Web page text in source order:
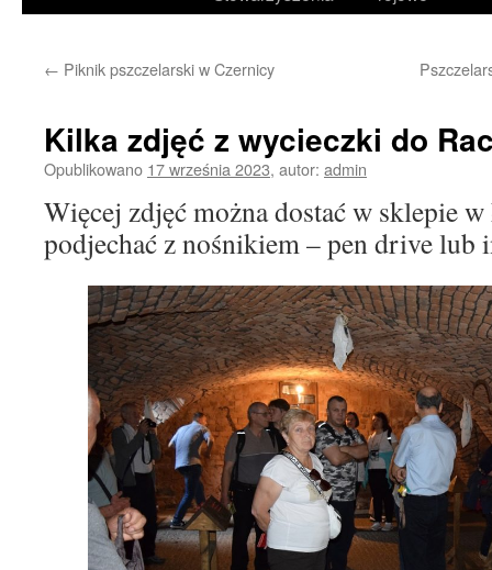
← Piknik pszczelarski w Czernicy
Kilka zdjęć z wycieczki do
Opublikowano 17 września 2023, autor: admin
Więcej zdjęć można dostać w sklepie
podjechać z nośnikiem – pen drive lub